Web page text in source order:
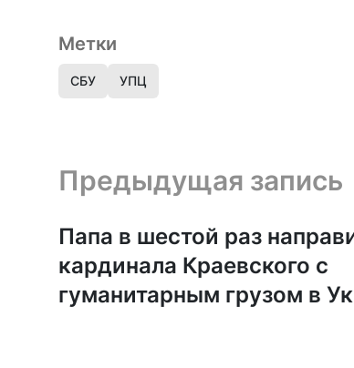
Метки
СБУ УПЦ
Предыдущая запись и следующая запись
Предыдущая запись
Папа в шестой раз
кардинала Краевского с
гуманитарным грузом в